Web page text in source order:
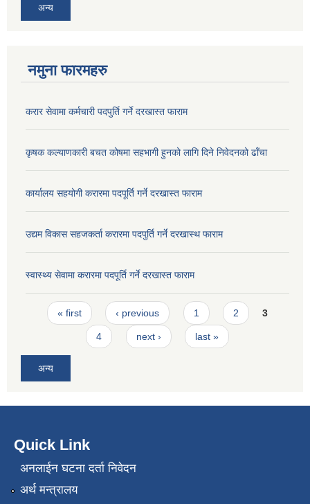
अन्य
नमुना फारमहरु
करार सेवामा कर्मचारी पदपुर्ति गर्ने दरखास्त फाराम
कृषक कल्याणकारी बचत कोषमा सहभागी हुनको लागि दिने निवेदनको ढाँचा
कार्यालय सहयोगी करारमा पदपूर्ति गर्ने दरखास्त फाराम
उद्यम विकास सहजकर्ता करारमा पदपुर्ति गर्ने दरखास्थ फाराम
स्वास्थ्य सेवामा करारमा पदपूर्ति गर्ने दरखास्त फाराम
Pages
« first ‹ previous 1 2 3
4 next › last »
अन्य
Quick Link
अनलाईन घटना दर्ता निवेदन
अर्थ मन्त्रालय